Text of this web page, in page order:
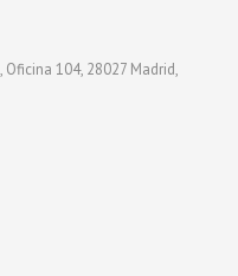
104, 28027 Madrid,